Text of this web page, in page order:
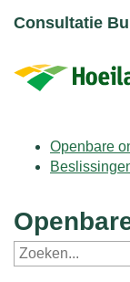
Consultatie
Openbare